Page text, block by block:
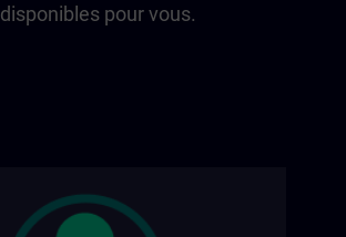
disponibles pour vous.